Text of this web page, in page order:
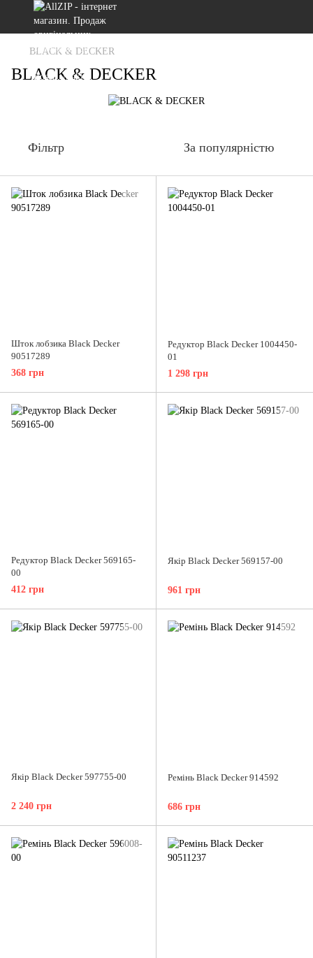
BLACK & DECKER
BLACK & DECKER
Фільтр За популярністю
Шток лобзика Black Decker
90517289
368 грн
Редуктор Black Decker 1004450-
01
1 298 грн
Редуктор Black Decker 569165-
00
412 грн
Якір Black Decker 569157-00
961 грн
Якір Black Decker 597755-00
2 240 грн
Ремінь Black Decker 914592
686 грн